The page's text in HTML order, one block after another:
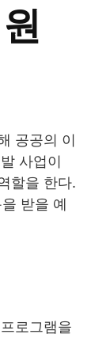
공공의 이
사업이
할을 한다.
받을 예
로그램을